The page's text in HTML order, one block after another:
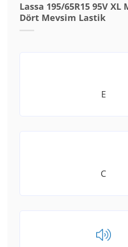
Lassa 195/65R15 95V XL
Dört Mevsim Lastik
E
C